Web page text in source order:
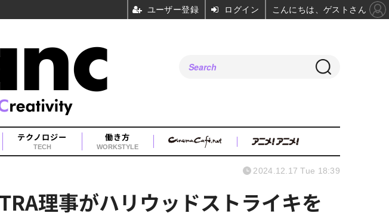
テクノロジー
TECH
働き方
WORKSTYLE
理事がハリウッドストライキを
2024.12.17 Tue 18:39
ユーザー登録 ログイン こんにちは、ゲストさん